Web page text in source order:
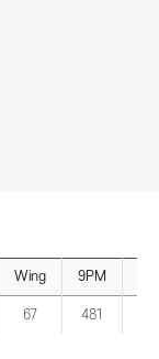
Wing 9PM
67 481